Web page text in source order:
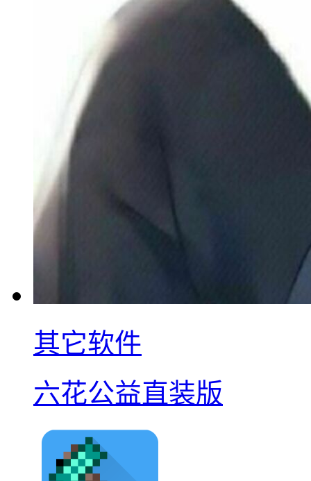
其它软件
六花公益直装版